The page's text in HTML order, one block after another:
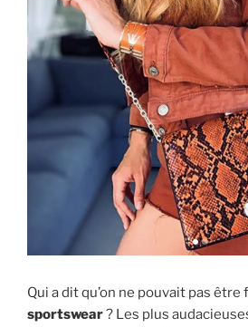
Qui a dit qu’on ne pouvait pas être
sportswear? Les plus